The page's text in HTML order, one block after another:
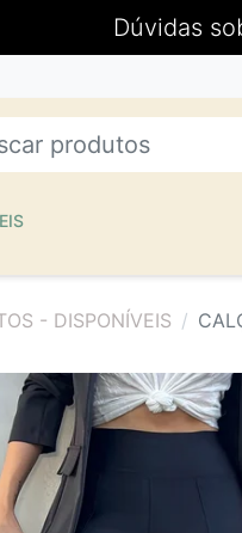
Dúvidas
- DISPONÍVEIS